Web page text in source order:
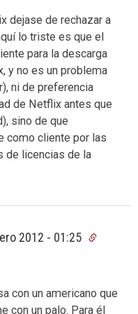
dejase de rechazar a
lo triste es que el
para la descarga
y no es un problema
ni de preferencia
de Netflix antes que
sino de que
como cliente por las
de licencias de la
2012 - 01:25
con un americano que
con un palo. Para él